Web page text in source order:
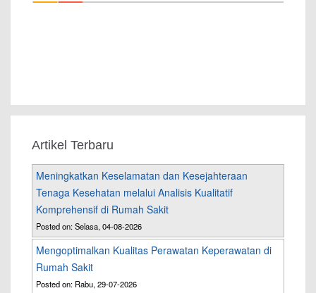
Artikel Terbaru
Meningkatkan Keselamatan dan Kesejahteraan
Tenaga Kesehatan melalui Analisis Kualitatif
Komprehensif di Rumah Sakit
Posted on: Selasa, 04-08-2026
Mengoptimalkan Kualitas Perawatan Keperawatan di
Rumah Sakit
Posted on: Rabu, 29-07-2026